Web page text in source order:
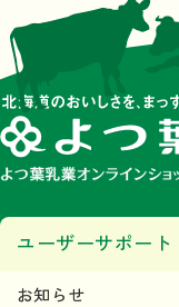
ユーザーサポート
お知らせ